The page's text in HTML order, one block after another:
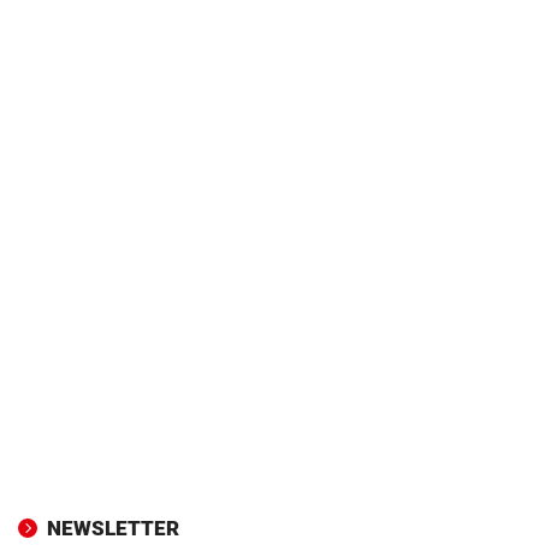
NEWSLETTER